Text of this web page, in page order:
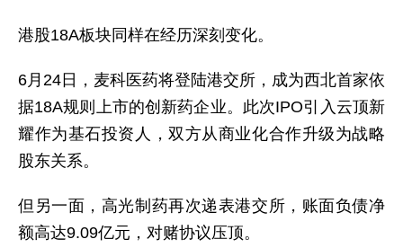
港股18A板块同样在经历深刻变化。
6月24日，麦科医药将登陆港交所，成为西北首家依
据18A规则上市的创新药企业。此次IPO引入云顶新
耀作为基石投资人，双方从商业化合作升级为战略
股东关系。
但另一面，高光制药再次递表港交所，账面负债净
额高达9.09亿元，对赌协议压顶。